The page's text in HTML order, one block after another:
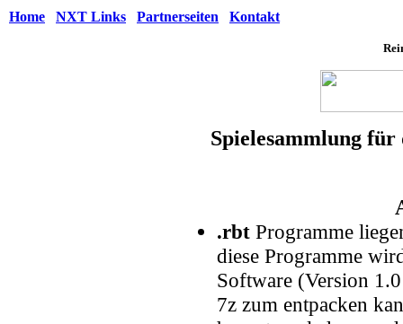
Home NXT Links Partnerseiten Kontakt
Spielesammlung
.rbt Programme
diese Programme
Software (Version
7z zum entpacken